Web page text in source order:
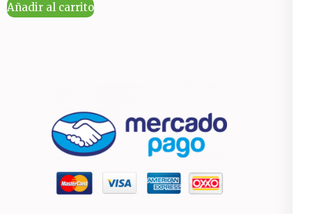
Añadir al carrito